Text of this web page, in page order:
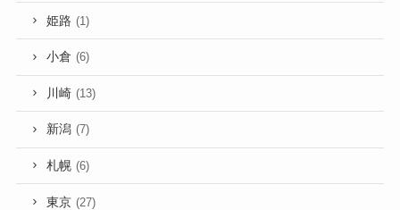
姫路 (1)
小倉 (6)
川崎 (13)
新潟 (7)
札幌 (6)
東京 (27)